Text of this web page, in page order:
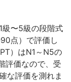
級〜5級の段階式
点）で評価し
）はN1～N5の
評価なので、受
な評価を測れま